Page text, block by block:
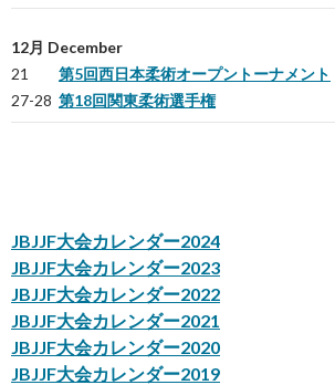
12月 December
21
第5回西日本柔術オープントーナメント
27-28 第18回関東柔術選手権
JBJJF大会カレンダー2024
JBJJF大会カレンダー2023
JBJJF大会カレンダー2022
JBJJF大会カレンダー2021
JBJJF大会カレンダー2020
JBJJF大会カレンダー2019